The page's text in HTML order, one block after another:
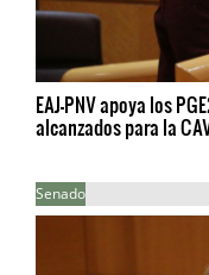
EAJ-PNV apoya los
alcanzados para la
Senado